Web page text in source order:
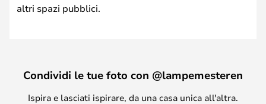
altri spazi pubblici.
Condividi le tue foto con @lampemesteren
Ispira e lasciati ispirare, da una casa unica all'altra.